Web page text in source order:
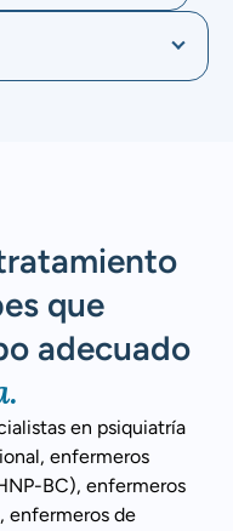
que
adecuado
en psiquiatría
enfermeros
BC), enfermeros
enfermeros de